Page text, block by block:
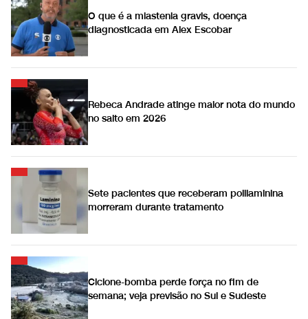
O que é a miastenia gravis, doença
diagnosticada em Alex Escobar
Rebeca Andrade atinge maior nota do mundo
no salto em 2026
Sete pacientes que receberam polilaminina
morreram durante tratamento
Ciclone-bomba perde força no fim de
semana; veja previsão no Sul e Sudeste